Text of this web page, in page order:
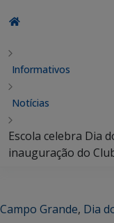
Informativos
Notícias
Escola celebra Dia
inauguração do
Campo Grande, Dia